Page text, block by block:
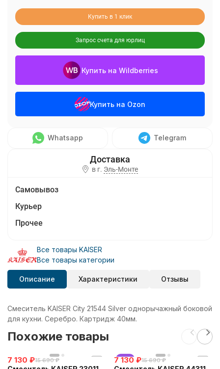
Купить в 1 клик
Запрос счета для юрлиц
Купить на Wildberries
Купить на Ozon
Whatsapp Telegram
в г. Эль-Монте
Самовывоз
Курьер
Прочее
Все товары KAISER
Все товары категории
Описание Характеристики Отзывы
Смеситель KAISER City 21544 Silver однорычажный боковой
для кухни. Серебро. Картридж 40мм.
Похожие товары
7 130 ₽15 690 ₽ хит
7 130 ₽15 690 ₽